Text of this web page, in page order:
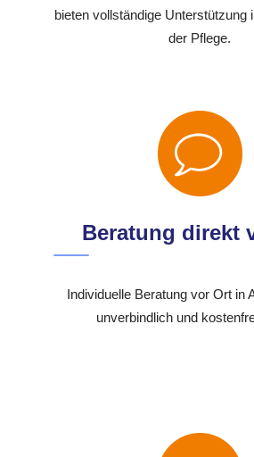
bieten vollständige Unterstützung
der Pflege.
Beratung direkt
Individuelle Beratung vor Ort in
unverbindlich und